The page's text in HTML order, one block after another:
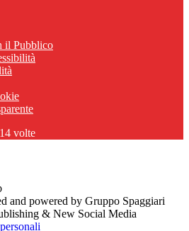
il Pubblico
volte
and powered by Gruppo Spaggiari
& New Social Media